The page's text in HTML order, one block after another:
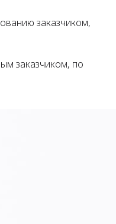
заказчиком,
заказчиком, по